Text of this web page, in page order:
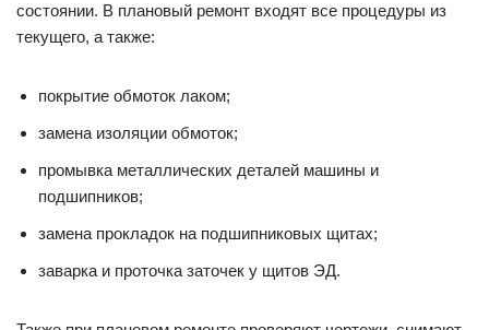
состоянии. В плановый ремонт входят все процедуры из
текущего, а также:
покрытие обмоток лаком;
замена изоляции обмоток;
промывка металлических деталей машины и
подшипников;
замена прокладок на подшипниковых щитах;
заварка и проточка заточек у щитов ЭД.